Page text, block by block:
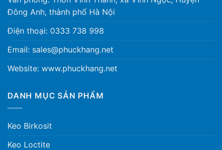
Đông Anh, thành phố Hà Nội
Điện thoại: 0333 738 998
Email: sales@phuckhang.net
Website: www.phuckhang.net
DANH MỤC SẢN PHẨM
Keo Birkosit
Keo Loctite